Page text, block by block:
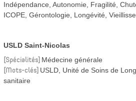
Indépendance, Autonomie, Fragilité,
ICOPE, Gérontologie, Longévité,
USLD Saint-Nicolas
Spécialités Médecine générale
Mots-clés USLD, Unité de Soins de
sanitaire